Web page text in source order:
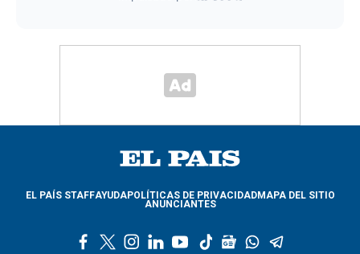
EL PAÍS STAFFAYUDAPOLÍTICAS DE PRIVACIDADMAPA DEL SITIO
ANUNCIANTES
l
y
t
g
w